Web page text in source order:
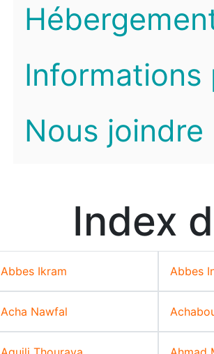
Informations
Nous joindre
Index
Abbes Ikram Abbes
Acha Nawfal